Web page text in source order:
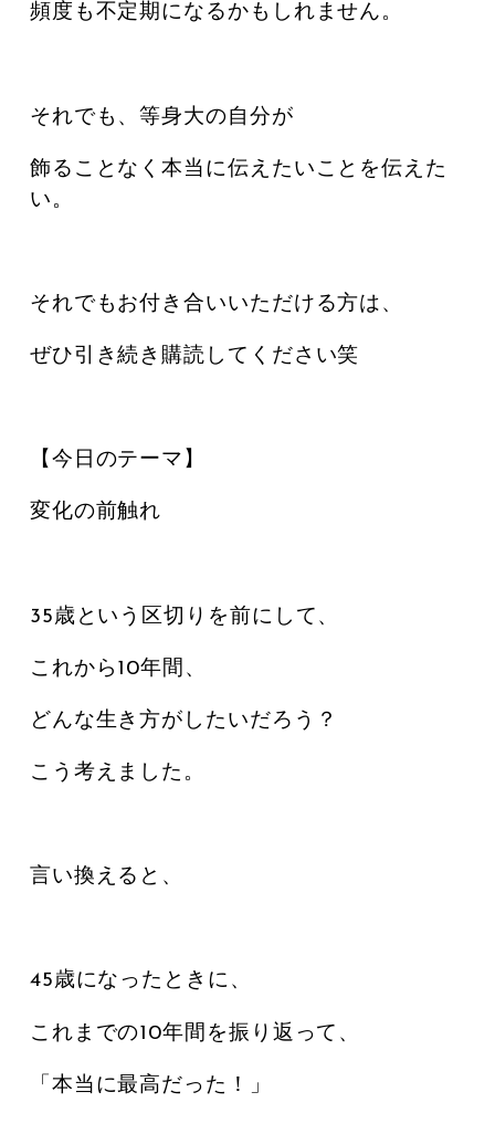
頻度も不定期になるかもしれません。
それでも、等身大の自分が
飾ることなく本当に伝えたいことを伝えた
い。
それでもお付き合いいただける方は、
ぜひ引き続き購読してください笑
【今日のテーマ】
変化の前触れ
35歳という区切りを前にして、
これから10年間、
どんな生き方がしたいだろう？
こう考えました。
言い換えると、
45歳になったときに、
これまでの10年間を振り返って、
「本当に最高だった！」